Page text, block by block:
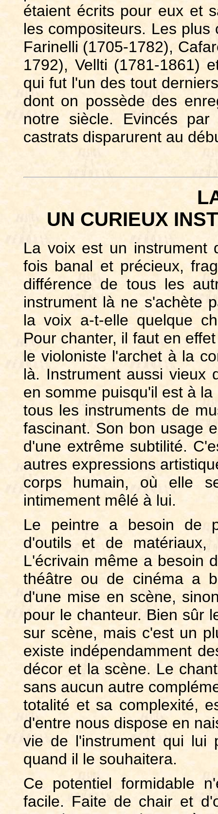
étaient écrits pour eux et
les compositeurs. Les
Farinelli (1705-1782),
1792), Vellti (1781-1861)
qui fut l'un des tout
dont on possède des
notre siècle. Evincés
castrats disparurent au
UN CURIEUX
La voix est un instrument
fois banal et précieux,
différence de tous les
instrument là ne s'achète
la voix a-t-elle quelque
Pour chanter, il faut en
le violoniste l'archet à la
là. Instrument aussi vieux
en somme puisqu'il est à
tous les instruments de
fascinant. Son bon usage
d'une extrême subtilité.
autres expressions
corps humain, où elle
intimement mêlé à lui.
Le peintre a besoin de
d'outils et de matériaux,
L'écrivain même a besoin
théâtre ou de cinéma a
d'une mise en scène,
pour le chanteur. Bien sûr
sur scène, mais c'est un
existe indépendamment
décor et la scène. Le
sans aucun autre
totalité et sa complexité,
d'entre nous dispose en
vie de l'instrument qui lui
quand il le souhaitera.
Ce potentiel formidable
facile. Faite de chair et